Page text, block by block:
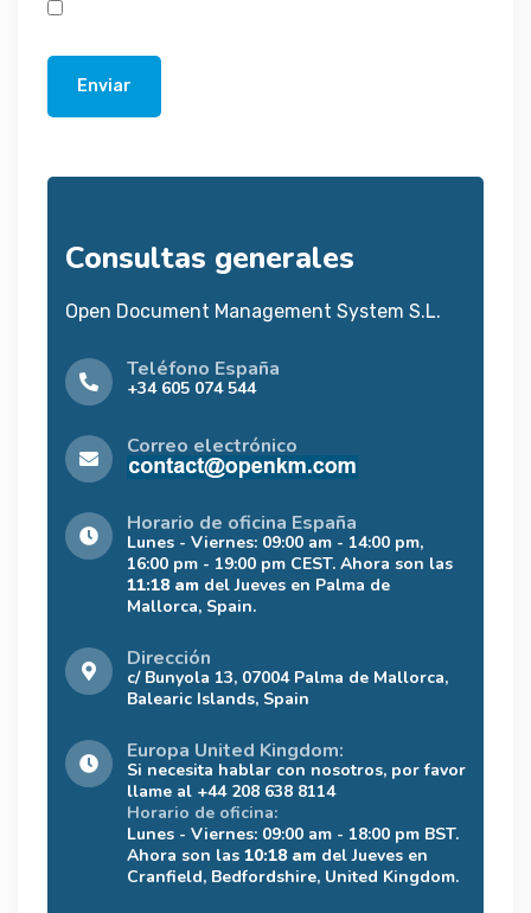
Enviar
Consultas generales
Open Document Management System S.L.
Teléfono España
+34 605 074 544
Correo electrónico
Horario de oficina España
Lunes - Viernes: 09:00 am - 14:00 pm,
16:00 pm - 19:00 pm CEST. Ahora son las
11:18 am del Jueves en Palma de
Mallorca, Spain.
Dirección
c/ Bunyola 13, 07004 Palma de Mallorca,
Balearic Islands, Spain
Europa United Kingdom:
Si necesita hablar con nosotros, por favor
llame al +44 208 638 8114
Horario de oficina:
Lunes - Viernes: 09:00 am - 18:00 pm BST.
Ahora son las 10:18 am del Jueves en
Cranfield, Bedfordshire, United Kingdom.